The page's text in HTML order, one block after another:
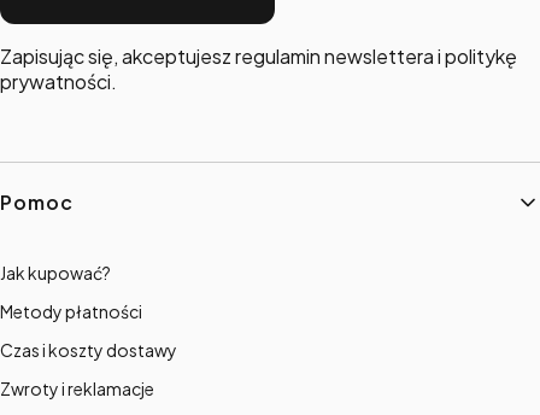
Zapisując się, akceptujesz regulamin newslettera i politykę
prywatności.
Linki w stopce
Pomoc
Jak kupować?
Metody płatności
Czas i koszty dostawy
Zwroty i reklamacje